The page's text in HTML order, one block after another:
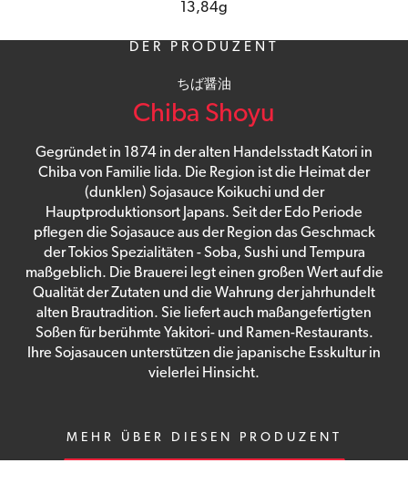
13,84g
DER PRODUZENT
ちば醤油
Chiba Shoyu
Gegründet in 1874 in der alten Handelsstadt Katori in
Chiba von Familie Iida. Die Region ist die Heimat der
(dunklen) Sojasauce Koikuchi und der
Hauptproduktionsort Japans. Seit der Edo Periode
pflegen die Sojasauce aus der Region das Geschmack
der Tokios Spezialitäten - Soba, Sushi und Tempura
maßgeblich. Die Brauerei legt einen großen Wert auf die
Qualität der Zutaten und die Wahrung der jahrhundelt
alten Brautradition. Sie liefert auch maßangefertigten
Soßen für berühmte Yakitori- und Ramen-Restaurants.
Ihre Sojasaucen unterstützen die japanische Esskultur in
vielerlei Hinsicht.
MEHR ÜBER DIESEN PRODUZENT